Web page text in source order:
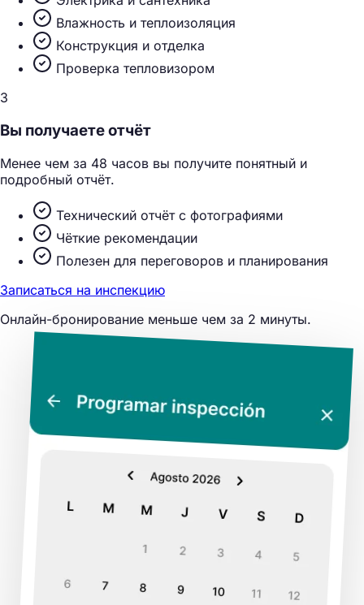
Влажность и теплоизоляция
Конструкция и отделка
Проверка тепловизором
3
Вы получаете отчёт
Менее чем за 48 часов вы получите понятный и
подробный отчёт.
Технический отчёт с фотографиями
Чёткие рекомендации
Полезен для переговоров и планирования
Записаться на инспекцию
Онлайн-бронирование меньше чем за 2 минуты.